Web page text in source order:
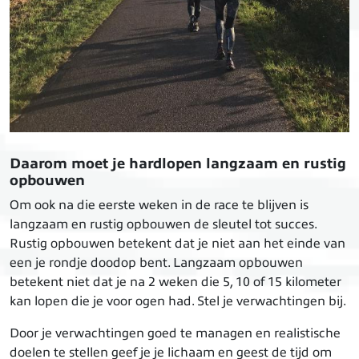
Daarom moet je hardlopen langzaam en rustig
opbouwen
Om ook na die eerste weken in de race te blijven is
langzaam en rustig opbouwen de sleutel tot succes.
Rustig opbouwen betekent dat je niet aan het einde van
een je rondje doodop bent. Langzaam opbouwen
betekent niet dat je na 2 weken die 5, 10 of 15 kilometer
kan lopen die je voor ogen had. Stel je verwachtingen bij.
Door je verwachtingen goed te managen en realistische
doelen te stellen geef je je lichaam en geest de tijd om